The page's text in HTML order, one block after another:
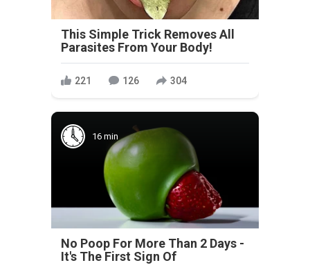
This Simple Trick Removes All
Parasites From Your Body!
221 126 304
16 min
No Poop For More Than 2 Days -
It's The First Sign Of